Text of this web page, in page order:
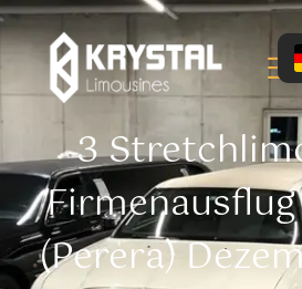
3
(Perera)